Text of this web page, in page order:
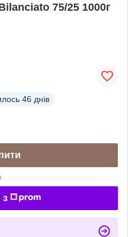
75/25 1000г
46 днів
з